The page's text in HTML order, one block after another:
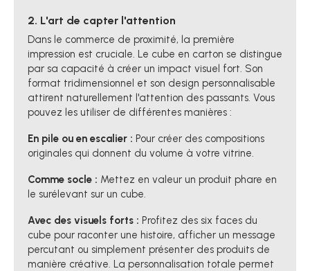
2. L'art de capter l'attention
Dans le commerce de proximité, la première
impression est cruciale. Le cube en carton se distingue
par sa capacité à créer un impact visuel fort. Son
format tridimensionnel et son design personnalisable
attirent naturellement l'attention des passants. Vous
pouvez les utiliser de différentes manières :
En pile ou en escalier : Pour créer des compositions
originales qui donnent du volume à votre vitrine.
Comme socle : Mettez en valeur un produit phare en
le surélevant sur un cube.
Avec des visuels forts : Profitez des six faces du
cube pour raconter une histoire, afficher un message
percutant ou simplement présenter des produits de
manière créative. La personnalisation totale permet